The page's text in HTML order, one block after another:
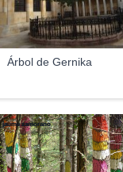
Árbol de Gernika
jaume zamorano